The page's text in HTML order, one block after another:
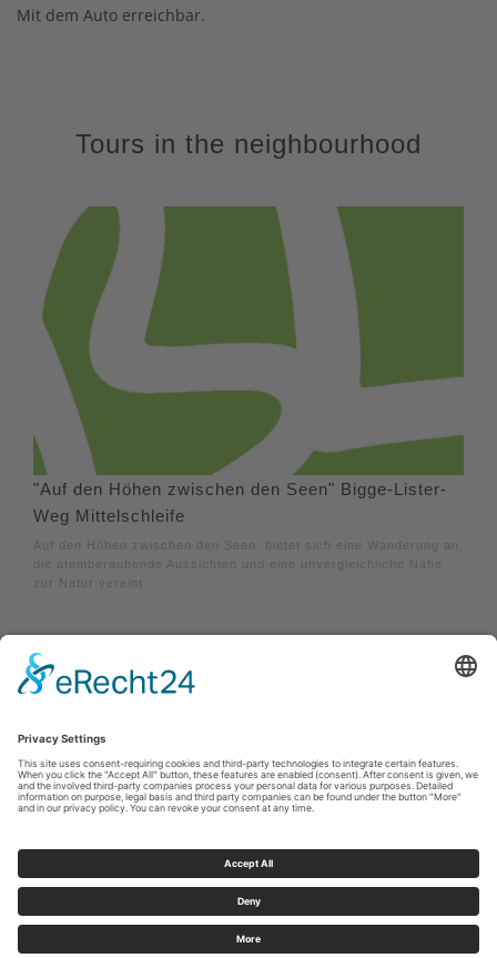
Mit dem Auto erreichbar.
Tours in the neighbourhood
"Auf den Höhen zwischen den Seen" Bigge-Lister-
Weg Mittelschleife
Auf den Höhen zwischen den Seen bietet sich eine Wanderung an,
die atemberaubende Aussichten und eine unvergleichliche Nähe
zur Natur vereint.
Imprint|Privacy policy|Declaration of accessibility |Contact us
E: info@sauerland.com
Cookie-Einstellungen